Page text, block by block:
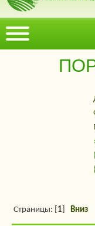
)
Страницы: [ 1 Вниз